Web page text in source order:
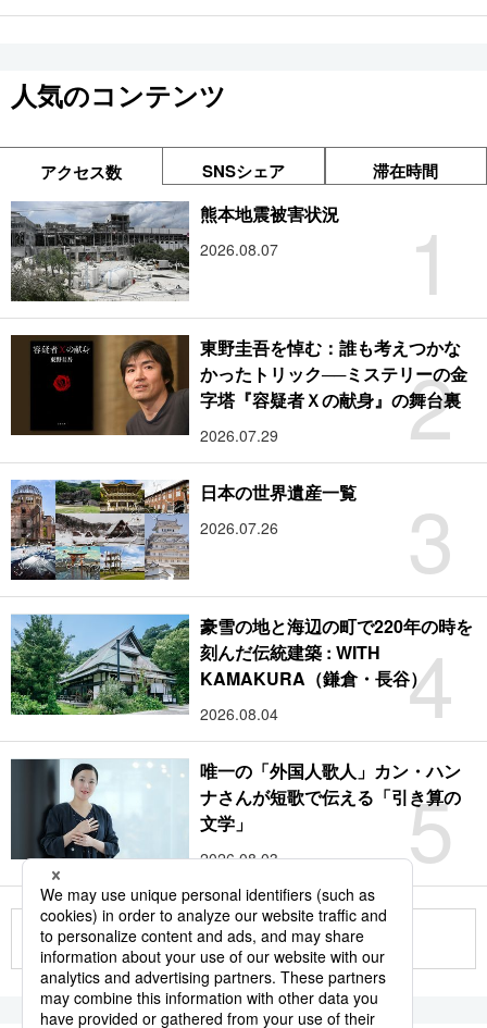
人気のコンテンツ
アクセス数 SNSシェア 滞在時間
1
熊本地震被害状況
2026.08.07
2
東野圭吾を悼む：誰も考えつかな
かったトリック──ミステリーの金
字塔『容疑者Ｘの献身』の舞台裏
2026.07.29
3
日本の世界遺産一覧
2026.07.26
4
豪雪の地と海辺の町で220年の時を
刻んだ伝統建築 : WITH
KAMAKURA（鎌倉・長谷）
2026.08.04
5
唯一の「外国人歌人」カン・ハン
ナさんが短歌で伝える「引き算の
文学」
2026.08.03
もっと見る